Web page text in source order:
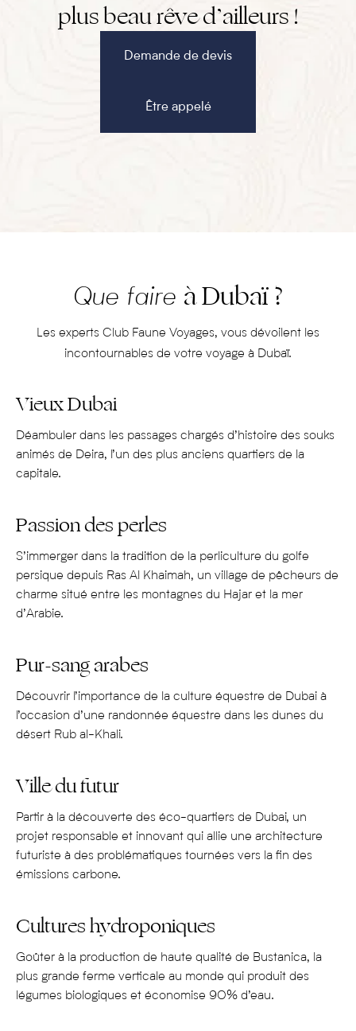
planisphère reproduisant la forme de notre planète où on
plus beau rêve d’ailleurs !
Demande de devis
Être appelé
Que faire à Dubaï ?
Les experts Club Faune Voyages, vous dévoilent les
incontournables de votre voyage à Dubaï.
Vieux Dubai
Déambuler dans les passages chargés d’histoire des souks
animés de Deira, l’un des plus anciens quartiers de la
capitale.
Passion des perles
S’immerger dans la tradition de la perliculture du golfe
persique depuis Ras Al Khaimah, un village de pêcheurs de
charme situé entre les montagnes du Hajar et la mer
d’Arabie.
Pur-sang arabes
Découvrir l’importance de la culture équestre de Dubai à
l’occasion d’une randonnée équestre dans les dunes du
désert Rub al-Khali.
Ville du futur
Partir à la découverte des éco-quartiers de Dubai, un
projet responsable et innovant qui allie une architecture
futuriste à des problématiques tournées vers la fin des
émissions carbone.
Cultures hydroponiques
Goûter à la production de haute qualité de Bustanica, la
plus grande ferme verticale au monde qui produit des
légumes biologiques et économise 90% d’eau.